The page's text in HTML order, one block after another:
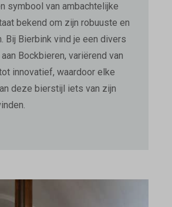
symbool van ambachtelijke
bekend om zijn robuuste en
Bij Bierbink vind je een divers
Bockbieren, variërend van
innovatief, waardoor elke
deze bierstijl iets van zijn